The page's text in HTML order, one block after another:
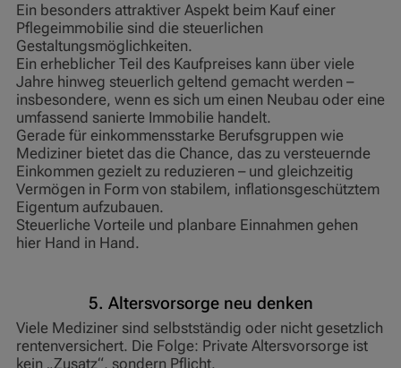
Ein besonders attraktiver Aspekt beim Kauf einer
Pflegeimmobilie sind die steuerlichen
Gestaltungsmöglichkeiten.
Ein erheblicher Teil des Kaufpreises kann über viele
Jahre hinweg steuerlich geltend gemacht werden –
insbesondere, wenn es sich um einen Neubau oder eine
umfassend sanierte Immobilie handelt.
Gerade für einkommensstarke Berufsgruppen wie
Mediziner bietet das die Chance, das zu versteuernde
Einkommen gezielt zu reduzieren – und gleichzeitig
Vermögen in Form von stabilem, inflationsgeschütztem
Eigentum aufzubauen.
Steuerliche Vorteile und planbare Einnahmen gehen
hier Hand in Hand.
5. Altersvorsorge neu denken
Viele Mediziner sind selbstständig oder nicht gesetzlich
rentenversichert. Die Folge: Private Altersvorsorge ist
kein „Zusatz“, sondern Pflicht.